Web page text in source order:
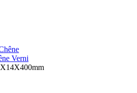
Verni